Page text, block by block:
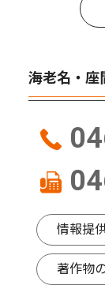
海老名・座間・
海老名の
トイレカ
海老名・座
情報提
著作物